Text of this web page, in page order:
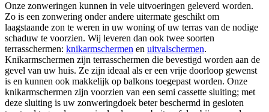
Onze zonweringen kunnen in vele uitvoeringen geleverd worden.
Zo is een zonwering onder andere uitermate geschikt om
laagstaande zon te weren in uw woning of uw terras van de nodige
schaduw te voorzien. Wij leveren dan ook twee soorten
terrasschermen: knikarmschermen en uitvalschermen.
Knikarmschermen zijn terrasschermen die bevestigd worden aan de
gevel van uw huis. Ze zijn ideaal als er een vrije doorloop gewenst
is en kunnen ook makkelijk op balkons toegepast worden. Onze
knikarmschermen zijn voorzien van een semi cassette sluiting; met
deze sluiting is uw zonweringdoek beter beschermd in gesloten